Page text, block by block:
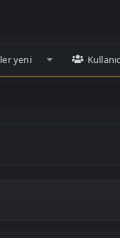
yeni